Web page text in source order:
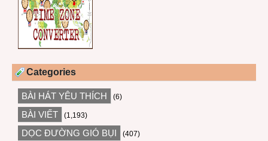
Categories
BÀI HÁT YÊU THÍCH (6)
BÀI VIẾT (1,193)
DỌC ĐƯỜNG GIÓ BỤI (407)